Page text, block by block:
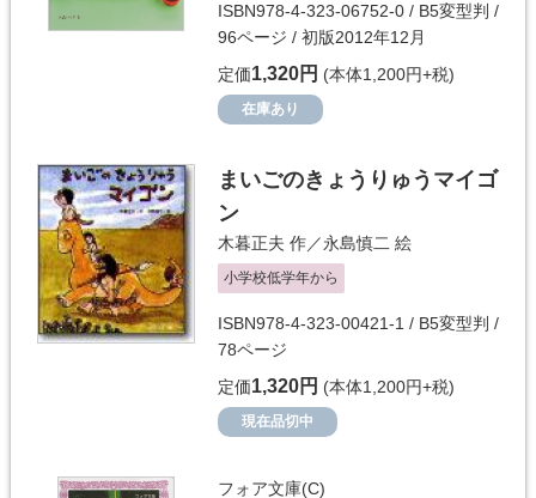
ISBN978-4-323-06752-0 / B5変型判 /
96ページ / 初版2012年12月
定価1,320円 (本体1,200円+税)
在庫あり
まいごのきょうりゅうマイゴ
ン
木暮正夫 作／永島慎二 絵
小学校低学年から
ISBN978-4-323-00421-1 / B5変型判 /
78ページ
定価1,320円 (本体1,200円+税)
現在品切中
フォア文庫(C)